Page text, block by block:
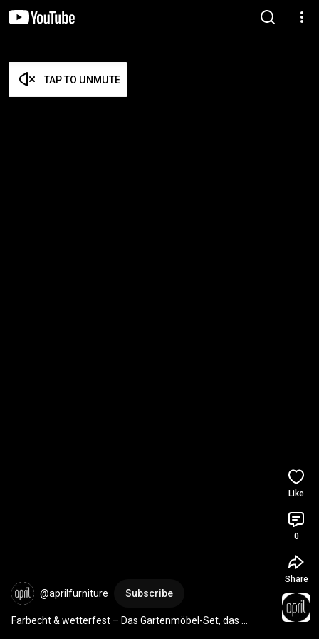
TAP TO UNMUTE
@aprilfurniture Subscribe
Farbecht & wetterfest – Das Gartenmöbel-Set, das
Like
0
Share